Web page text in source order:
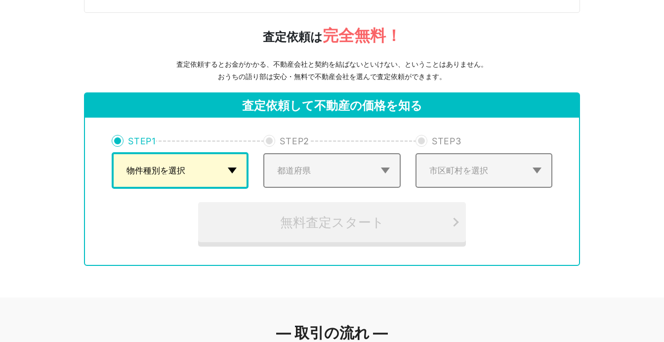
査定依頼は完全無料！
査定依頼するとお金がかかる、不動産会社と契約を結ばないといけない、ということはありません。
おうちの語り部は安心・無料で不動産会社を選んで査定依頼ができます。
査定依頼して不動産の価格を知る
STEP1 STEP2 STEP3
無料査定スタート
― 取引の流れ ―